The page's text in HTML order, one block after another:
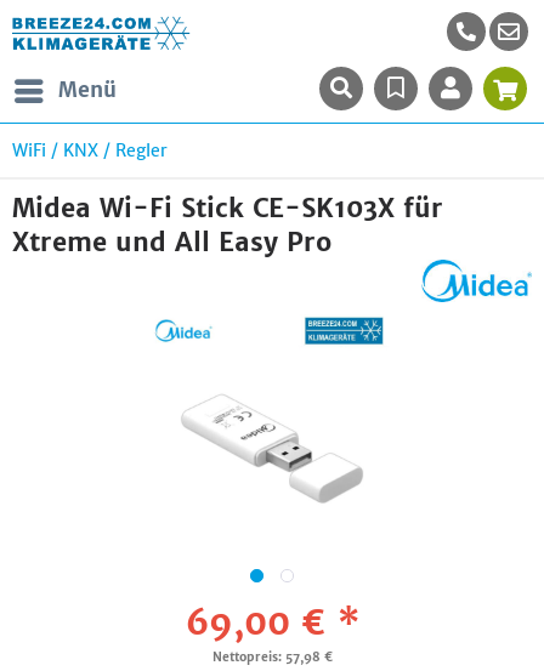
Menü
WiFi / KNX / Regler
Midea Wi-Fi Stick CE-SK103X für
Xtreme und All Easy Pro
69,00 € *
Nettopreis: 57,98 €